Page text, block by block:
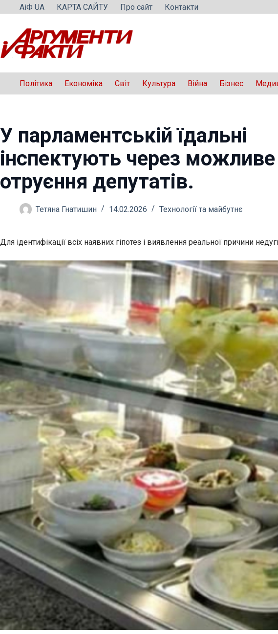
Перейти
вмісту
АіФ UA КАРТА САЙТУ Про сайт Контакти
Політика Економіка Світ Культура Війна Бізнес
У парламентській їдальні
інспектують через можливе
отруєння депутатів.
Тетяна Гнатишин 14.02.2026 Технології та майбутнє
Для ідентифікації всіх наявних гіпотез і виявлення реальної причини